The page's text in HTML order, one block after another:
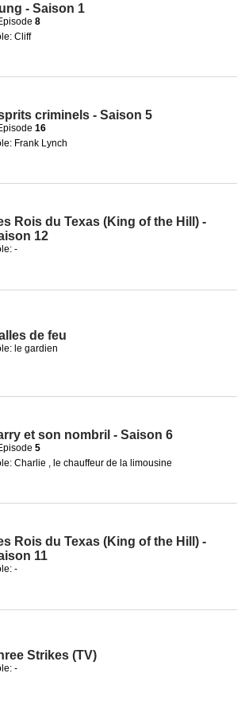
- Saison 1
8
Cliff
criminels - Saison 5
16
Frank Lynch
Rois du Texas (King of the Hill) -
12
-
de feu
le gardien
et son nombril - Saison 6
5
Charlie , le chauffeur de la limousine
Rois du Texas (King of the Hill) -
11
-
Strikes (TV)
-